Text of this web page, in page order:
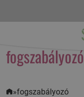
fogszabályozó
»fogszabályozó